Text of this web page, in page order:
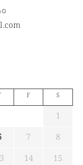
F S
1
7
8
14
15